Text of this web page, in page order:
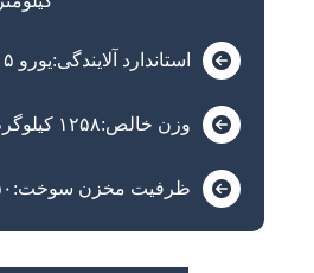
استاندارد آلایندگی:یورو ۵
وزن خالص:۱۲۵۸ کیلوگرم
ظرفیت مخزن سوخت:۵۰ لیتر